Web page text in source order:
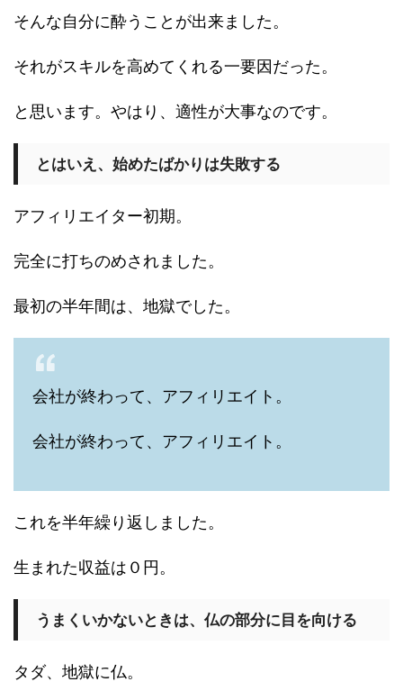
そんな自分に酔うことが出来ました。
それがスキルを高めてくれる一要因だった。
と思います。やはり、適性が大事なのです。
とはいえ、始めたばかりは失敗する
アフィリエイター初期。
完全に打ちのめされました。
最初の半年間は、地獄でした。
会社が終わって、アフィリエイト。
会社が終わって、アフィリエイト。
これを半年繰り返しました。
生まれた収益は０円。
うまくいかないときは、仏の部分に目を向ける
タダ、地獄に仏。